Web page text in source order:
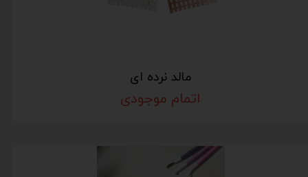
مالد نرده ای
اتمام موجودی